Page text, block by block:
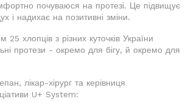
почуваюся на протезі. Це підвищує
і надихає на позитивні зміни.
25 хлопців з різних куточків України
протези - окремо для бігу, й окремо для
лікар-хірург та керівниця
U+ System: